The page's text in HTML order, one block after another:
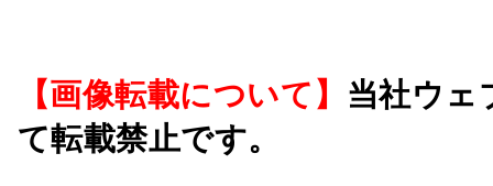
【画像転載について】 当社ウェ
て転載禁止です。